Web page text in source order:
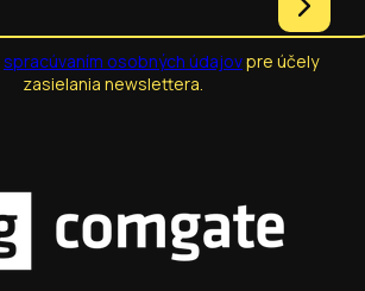
spracúvaním osobných údajovpre účely
zasielania newslettera.